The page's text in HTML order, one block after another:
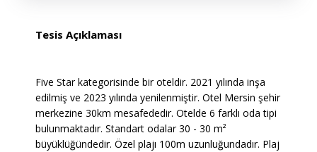
Tesis Açıklaması
Five Star kategorisinde bir oteldir. 2021 yılında inşa
edilmiş ve 2023 yılında yenilenmiştir. Otel Mersin şehir
merkezine 30km mesafededir. Otelde 6 farklı oda tipi
bulunmaktadır. Standart odalar 30 - 30 m²
büyüklüğündedir. Özel plajı 100m uzunluğundadır. Plaj